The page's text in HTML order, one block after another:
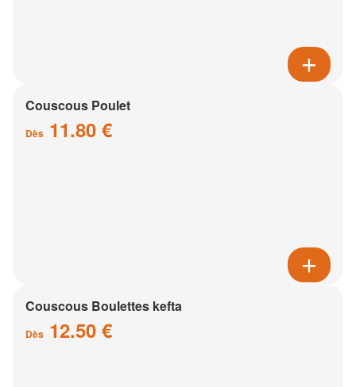
Couscous Poulet
Dès 11.80 €
Couscous Boulettes kefta
Dès 12.50 €